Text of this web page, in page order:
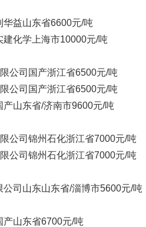
华益山东省6600元/吨
建化学 上海市10000元/吨
公司 国产浙江省6500元/吨
公司 国产浙江省6500元/吨
产山东省/济南市9600元/吨
公司 锦州石化浙江省7000元/吨
公司 锦州石化浙江省7000元/吨
司 山东山东省/淄博市5600元/吨
产山东省6700元/吨